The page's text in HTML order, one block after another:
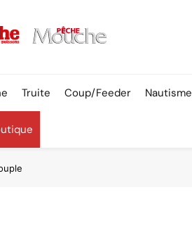
Truite Coup/Feeder Nautisme